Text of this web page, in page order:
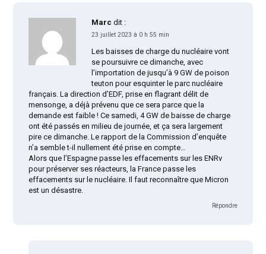
Marc dit :
23 juillet 2023 à 0 h 55 min
Les baisses de charge du nucléaire vont
se poursuivre ce dimanche, avec
l’importation de jusqu’à 9 GW de poison
teuton pour esquinter le parc nucléaire
français. La direction d’EDF, prise en flagrant délit de
mensonge, a déjà prévenu que ce sera parce que la
demande est faible ! Ce samedi, 4 GW de baisse de charge
ont été passés en milieu de journée, et ça sera largement
pire ce dimanche. Le rapport de la Commission d’enquête
n’a semble t-il nullement été prise en compte…
Alors que l’Espagne passe les effacements sur les ENRv
pour préserver ses réacteurs, la France passe les
effacements sur le nucléaire. Il faut reconnaître que Micron
est un désastre.
Répondre